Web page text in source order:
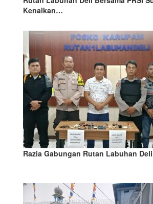
Kenalkan…
Razia Gabungan Rutan Labuhan